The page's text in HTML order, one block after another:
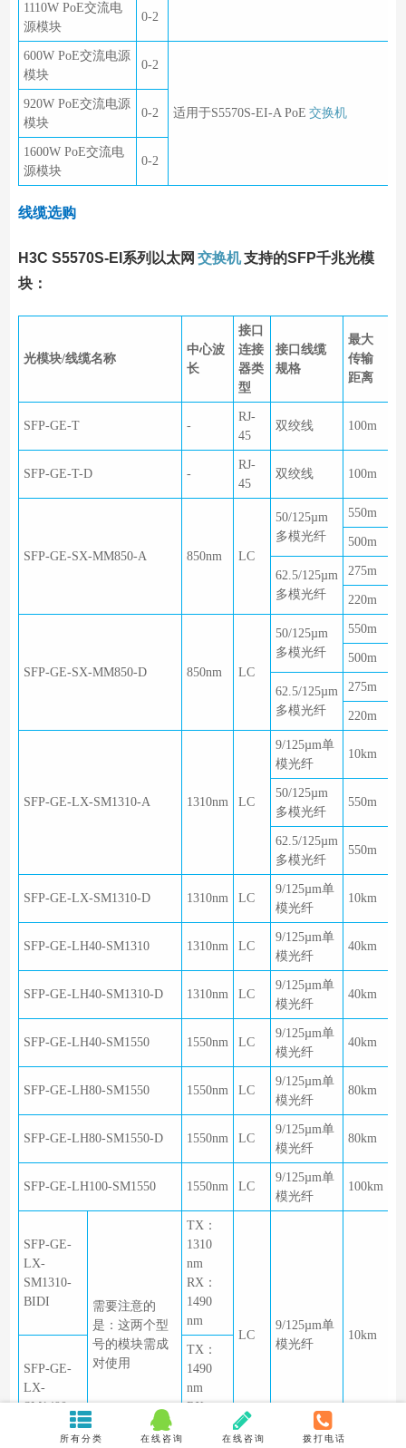
1110W PoE交流电
源模块
0-2
600W PoE交流电源
模块
0-2
适用于S5570S-EI-A PoE 交换机
920W PoE交流电源
模块
0-2
1600W PoE交流电
源模块
0-2
线缆选购
H3C S5570S-EI系列以太网 交换机支持的SFP千兆光模
块：
光模块/线缆名称
中心波
长
接口
连接
器类
型
接口线缆
规格
最大
传输
距离
SFP-GE-T -
RJ-
45
双绞线 100m
SFP-GE-T-D -
RJ-
45
双绞线 100m
SFP-GE-SX-MM850-A 850nm LC
50/125µm
多模光纤
550m
500m
62.5/125µm
多模光纤
275m
220m
SFP-GE-SX-MM850-D 850nm LC
50/125µm
多模光纤
550m
500m
62.5/125µm
多模光纤
275m
220m
SFP-GE-LX-SM1310-A 1310nm LC
9/125µm单
模光纤
10km
50/125µm
多模光纤
550m
62.5/125µm
多模光纤
550m
SFP-GE-LX-SM1310-D 1310nm LC
9/125µm单
模光纤
10km
SFP-GE-LH40-SM1310 1310nm LC
9/125µm单
模光纤
40km
SFP-GE-LH40-SM1310-D 1310nm LC
9/125µm单
模光纤
40km
SFP-GE-LH40-SM1550 1550nm LC
9/125µm单
模光纤
40km
SFP-GE-LH80-SM1550 1550nm LC
9/125µm单
模光纤
80km
SFP-GE-LH80-SM1550-D 1550nm LC
9/125µm单
模光纤
80km
SFP-GE-LH100-SM1550 1550nm LC
9/125µm单
模光纤
100km
SFP-GE-
LX-
SM1310-
BIDI
需要注意的
是：这两个型
号的模块需成
对使用
TX：
1310
nm
RX：
1490
nm
LC
9/125µm单
模光纤
10km
SFP-GE-
LX-
SM1490-
TX：
1490
nm
RX：
所有分类 在线咨询 在线咨询 拨打电话